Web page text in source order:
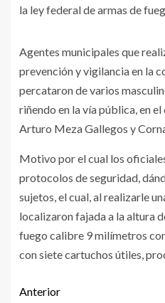
la ley federal de armas de
Agentes municipales que
prevención y vigilancia en la
percataron de varios
riñendo en la vía pública, en
Arturo Meza Gallegos y
Motivo por el cual los
protocolos de seguridad,
sujetos, el cual, al realizarle
localizaron fajada a la altura
fuego calibre 9 milímetros
con siete cartuchos útiles,
Anterior